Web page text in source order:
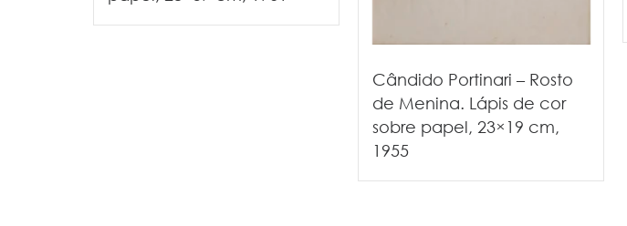
Cândido Portinari – Rosto
de Menina. Lápis de cor
sobre papel, 23×19 cm,
1955